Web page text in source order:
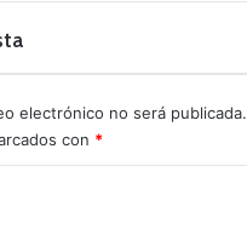
electrónico no será publicada.
con *